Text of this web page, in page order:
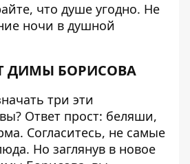
что душе угодно. Не
ночи в душной
ДИМЫ БОРИСОВА
три эти
Ответ прост: беляши,
Согласитесь, не самые
Но заглянув в новое